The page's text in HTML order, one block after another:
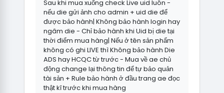
Sau khi mua xuống check Live uid luôn -
nếu die gửi ảnh cho admin + uid die để
được bảo hành| Không bảo hành login hay
ngâm die - Chỉ bảo hành khi Uid bị die tại
thời điểm mua hàng| Nếu ở tên sản phẩm
không có ghi LIVE thì Không bảo hành Die
ADS hay HCQC từ trước - Mua về ae chủ
động change lại thông tin để tự bảo quản
tài sản + Rule bảo hành ở đầu trang ae đọc
thật kĩ trước khi mua hàng